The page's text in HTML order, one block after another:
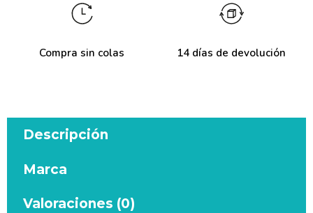
Compra sin colas 14 días de devolución
Descripción
Marca
Valoraciones (0)